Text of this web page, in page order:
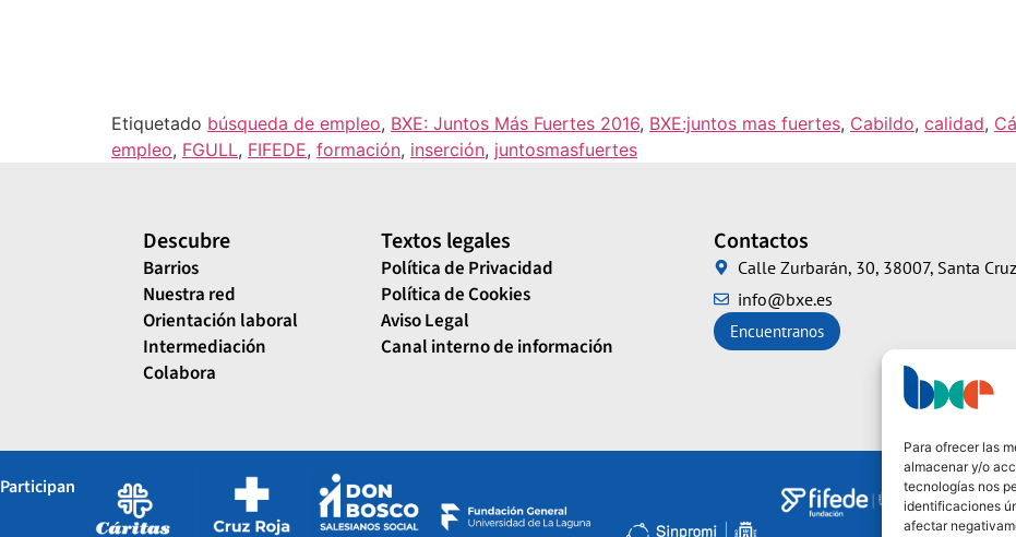
Para ofrecer las
almacenar y/o
tecnologías nos
identificaciones
afectar
Etiquetado búsqueda de empleo, BXE: Juntos Más Fuertes 2016, BXE:juntos mas fuertes, Cabildo, calidad,
empleo, FGULL, FIFEDE, formación, inserción, juntosmasfuertes
Descubre
Barrios
Nuestra red
Orientación laboral
Intermediación
Colabora
Textos legales
Política de Privacidad
Política de Cookies
Aviso Legal
Canal interno de información
Contactos
Calle Zurbarán, 30, 38007, Santa
info@bxe.es
Encuentranos
Participan Financian